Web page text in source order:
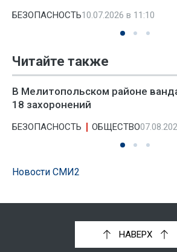
БЕЗОПАСНОСТЬ10.07.2026 в 11:10
Читайте также
В Мелитопольском районе
18 захоронений
БЕЗОПАСНОСТЬ ОБЩЕСТВО
Новости СМИ2
НАВЕРХ